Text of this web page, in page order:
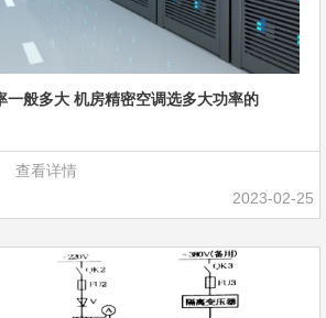
一般多大 机房精密空调选多大功率的
查看详情
2023-02-25